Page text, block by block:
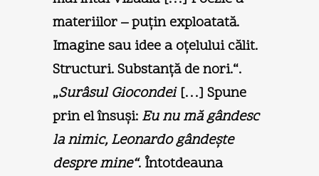
materiilor – puţin exploatată.
Imagine sau idee a oţelului călit.
Structuri. Substanţă de nori.“.
„Surâsul Giocondei[…] Spune
prin el însuşi: Eu nu mă gândesc
la nimic, Leonardo gândeşte
despre mine“. Întotdeauna